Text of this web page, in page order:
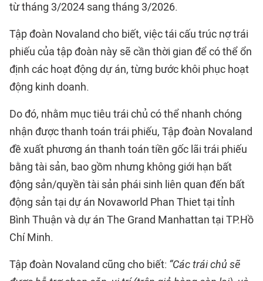
từ tháng 3/2024 sang tháng 3/2026.
Tập đoàn Novaland cho biết, việc tái cấu trúc nợ trái
phiếu của tập đoàn này sẽ cần thời gian để có thể ổn
định các hoạt động dự án, từng bước khôi phục hoạt
động kinh doanh.
Do đó, nhằm mục tiêu trái chủ có thể nhanh chóng
nhận được thanh toán trái phiếu, Tập đoàn Novaland
đề xuất phương án thanh toán tiền gốc lãi trái phiếu
bằng tài sản, bao gồm nhưng không giới hạn bất
động sản/quyền tài sản phái sinh liên quan đến bất
động sản tại dự án Novaworld Phan Thiet tại tỉnh
Bình Thuận và dự án The Grand Manhattan tại TP.Hồ
Chí Minh.
Tập đoàn Novaland cũng cho biết: “Các trái chủ sẽ